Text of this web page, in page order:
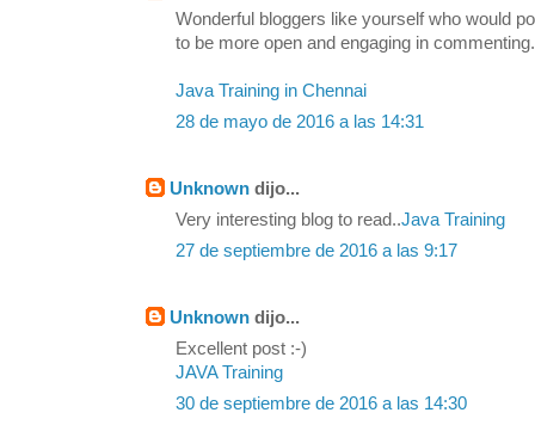
Wonderful bloggers like yourself who would
to be more open and engaging in
Java Training in Chennai
28 de mayo de 2016 a las 14:31
Unknown dijo...
Very interesting blog to read..Java Training
27 de septiembre de 2016 a las 9:17
Unknown dijo...
Excellent post :-)
JAVA Training
30 de septiembre de 2016 a las 14:30